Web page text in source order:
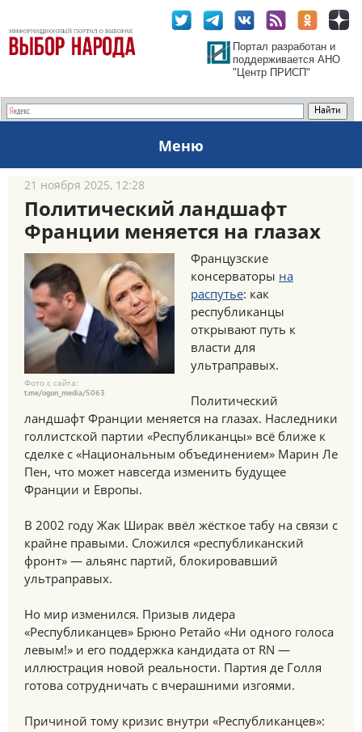
Портал разработан и
поддерживается АНО
"Центр ПРИСП"
Меню
21 ноября 2025, 12:28
Политический ландшафт
Франции меняется на глазах
Фото с сайта:
t.me/ogon_media/5063
Французские
консерваторы на
распутье: как
республиканцы
открывают путь к
власти для
ультраправых.
Политический
ландшафт Франции меняется на глазах. Наследники
голлистской партии «Республиканцы» всё ближе к
сделке с «Национальным объединением» Марин Ле
Пен, что может навсегда изменить будущее
Франции и Европы.
В 2002 году Жак Ширак ввёл жёсткое табу на связи с
крайне правыми. Сложился «республиканский
фронт» — альянс партий, блокировавший
ультраправых.
Но мир изменился. Призыв лидера
«Республиканцев» Брюно Ретайо «Ни одного голоса
левым!» и его поддержка кандидата от RN —
иллюстрация новой реальности. Партия де Голля
готова сотрудничать с вчерашними изгоями.
Причиной тому кризис внутри «Республиканцев»: